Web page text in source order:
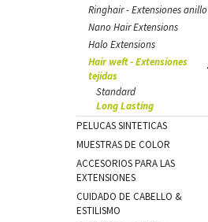
Ringhair - Extensiones anillo
Nano Hair Extensions
Halo Extensions
Hair weft - Extensiones
tejidas
Standard
Long Lasting
PELUCAS SINTETICAS
MUESTRAS DE COLOR
ACCESORIOS PARA LAS
EXTENSIONES
CUIDADO DE CABELLO &
ESTILISMO